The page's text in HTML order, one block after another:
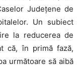
Județene de
Un subiect
la reducerea de
că, în primă fază,
următoare să aibă